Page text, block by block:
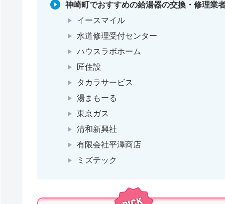
神崎町でおすすめの給湯器の交換・修理業
イースマイル
水道修理受付センター
ハウスラボホーム
匠住設
タカラサービス
湯まもーる
東京ガス
清和新興社
有限会社平澤商店
ミズテック